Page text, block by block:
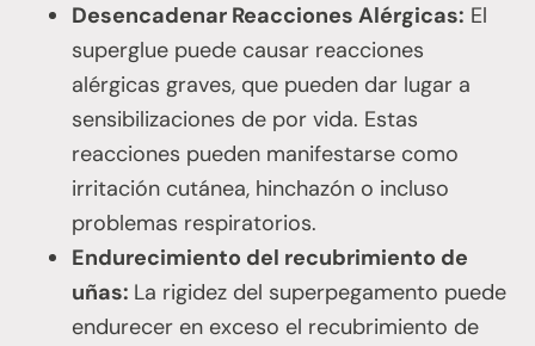
Desencadenar Reacciones Alérgicas: El
superglue puede causar reacciones
alérgicas graves, que pueden dar lugar a
sensibilizaciones de por vida. Estas
reacciones pueden manifestarse como
irritación cutánea, hinchazón o incluso
problemas respiratorios.
Endurecimiento del recubrimiento de
uñas: La rigidez del superpegamento puede
endurecer en exceso el recubrimiento de